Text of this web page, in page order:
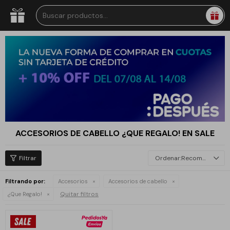
ACCESORIOS DE CABELLO ¿QUE REGALO! EN SALE
Recomendados
Filtrando por: Accesorios
Accesorios de cabello
¿Que Regalo!
Quitar filtros